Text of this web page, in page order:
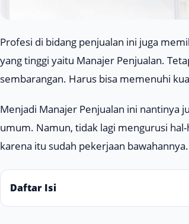
Profesi di bidang penjualan ini juga
yang tinggi yaitu Manajer Penjualan.
sembarangan. Harus bisa memenuhi
Menjadi Manajer Penjualan ini nantinya
umum. Namun, tidak lagi mengurusi
karena itu sudah pekerjaan
Daftar Isi